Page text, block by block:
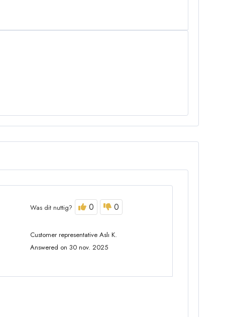
Was dit nuttig? 0 0
Customer representative Aslı K.
Answered on 30 nov. 2025